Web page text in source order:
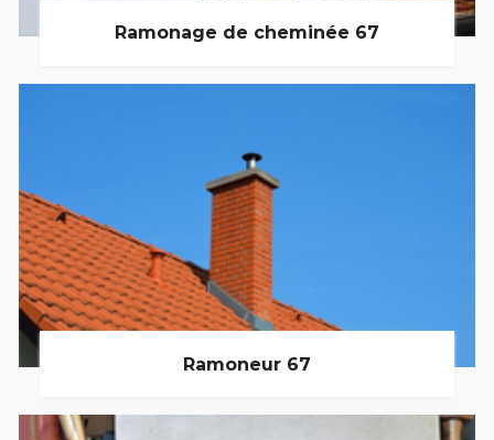
Ramonage de cheminée 67
Ramoneur 67